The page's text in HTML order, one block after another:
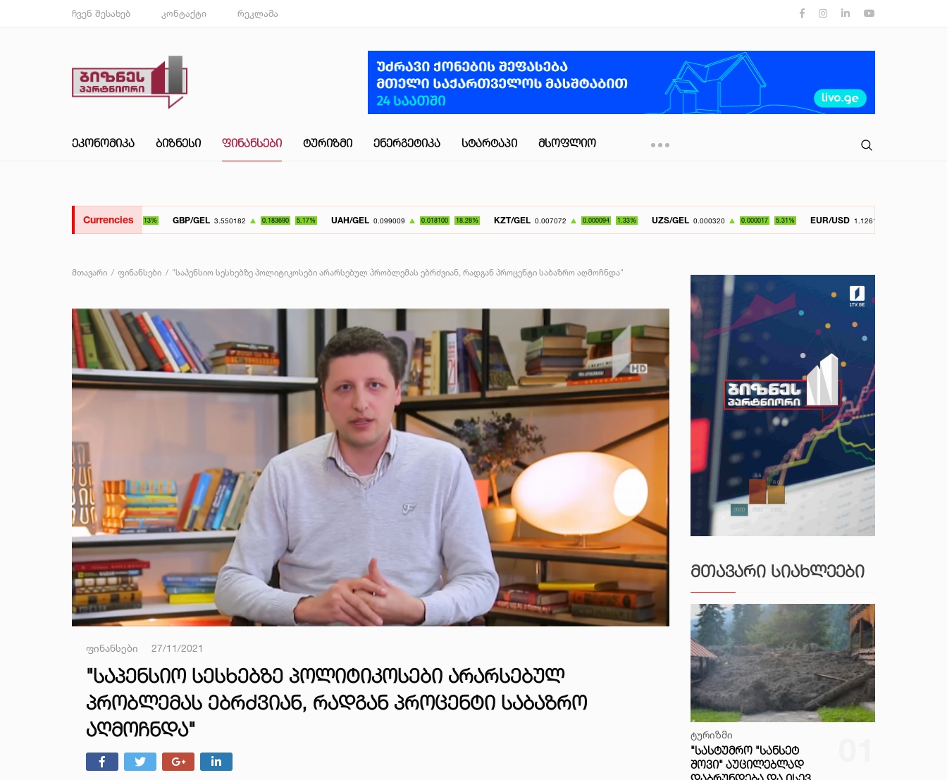
ჩვენ შესახებ კონტაქტი რეკლამა
ᲔᲙᲝᲜᲝᲛᲘᲙᲐ ᲑᲘᲖᲜᲔᲡᲘ ᲤᲘᲜᲐᲜᲡᲔᲑᲘ ᲢᲣᲠᲘᲖᲛᲘ ᲔᲜᲔᲠᲒᲔᲢᲘᲙᲐ ᲡᲢᲐᲠᲢᲐᲞᲘ ᲛᲡᲝᲤᲚᲘᲝ
CurrenciesGBP/GEL 3.550182 0.183690 5.17% UAH/GEL 0.099009 0.018100 18.28% KZT/GEL 0.007072 0.000094 1.33% UZS/GEL 0.000320 0.000017 5.31% EUR/USD 1.126150 -0.049800
მთავარი ფინანსები "საპენსიო სესხებზე პოლიტიკოსები არარსებულ პრობლემას ებრძვიან, რადგან პროცენტი საბაზრო აღმოჩნდა"
ფინანსები 27/11/2021
"ᲡᲐᲞᲔᲜᲡᲘᲝ ᲡᲔᲡᲮᲔᲑᲖᲔ ᲞᲝᲚᲘᲢᲘᲙᲝᲡᲔᲑᲘ ᲐᲠᲐᲠᲡᲔᲑᲣᲚ
ᲞᲠᲝᲑᲚᲔᲛᲐᲡ ᲔᲑᲠᲫᲕᲘᲐᲜ, ᲠᲐᲓᲒᲐᲜ ᲞᲠᲝᲪᲔᲜᲢᲘ ᲡᲐᲑᲐᲖᲠᲝ
ᲐᲦᲛᲝᲩᲜᲓᲐ"
ᲛᲗᲐᲕᲐᲠᲘ ᲡᲘᲐᲮᲚᲔᲔᲑᲘ
ტურიზმი
"ᲡᲐᲡᲢᲣᲛᲠᲝ "ᲡᲐᲜᲡᲔᲢ
ᲨᲝᲕᲘ" ᲐᲣᲪᲘᲚᲔᲑᲚᲐᲓ